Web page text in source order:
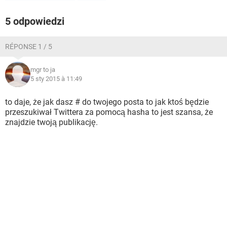
5 odpowiedzi
RÉPONSE 1 / 5
mgr to ja
5 sty 2015 à 11:49
to daje, że jak dasz # do twojego posta to jak ktoś będzie
przeszukiwał Twittera za pomocą hasha to jest szansa, że
znajdzie twoją publikację.